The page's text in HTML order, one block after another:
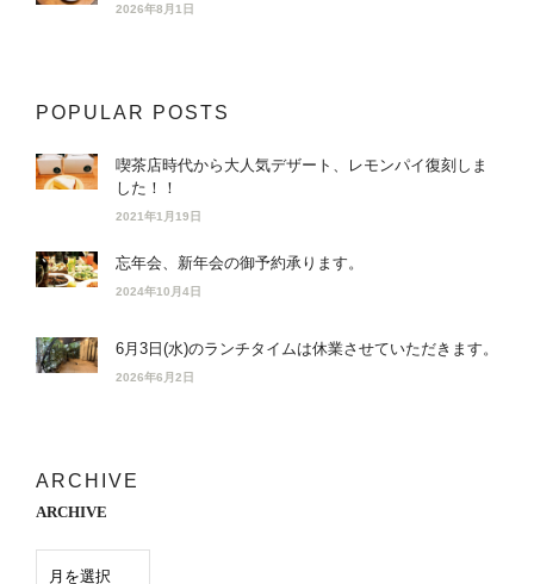
2026年8月1日
POPULAR POSTS
喫茶店時代から大人気デザート、レモンパイ復刻しま
した！！
2021年1月19日
忘年会、新年会の御予約承ります。
2024年10月4日
6月3日(水)のランチタイムは休業させていただきます。
2026年6月2日
ARCHIVE
ARCHIVE